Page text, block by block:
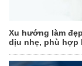
Xu hướng làm
dịu nhẹ, phù hợp